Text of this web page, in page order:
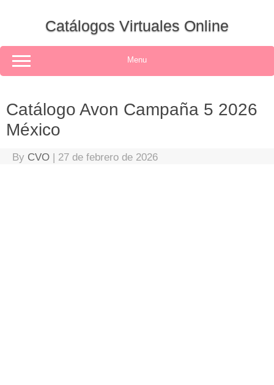
Catálogos Virtuales Online
Menu
Catálogo Avon Campaña 5 2026
México
By CVO | 27 de febrero de 2026